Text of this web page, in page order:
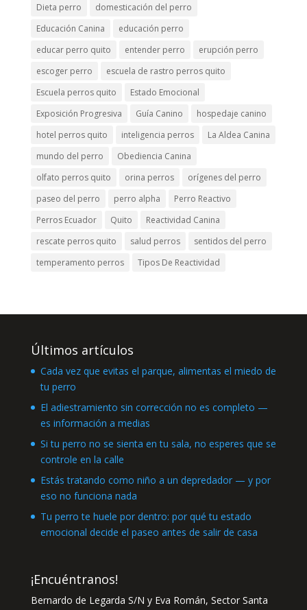
Dieta perro
domesticación del perro
Educación Canina
educación perro
educar perro quito
entender perro
erupción perro
escoger perro
escuela de rastro perros quito
Escuela perros quito
Estado Emocional
Exposición Progresiva
Guía Canino
hospedaje canino
hotel perros quito
inteligencia perros
La Aldea Canina
mundo del perro
Obediencia Canina
olfato perros quito
orina perros
orígenes del perro
paseo del perro
perro alpha
Perro Reactivo
Perros Ecuador
Quito
Reactividad Canina
rescate perros quito
salud perros
sentidos del perro
temperamento perros
Tipos De Reactividad
Últimos artículos
Cada vez que evitas el parque, alimentas el miedo de
tu perro
El adiestramiento sin corrección no es completo —
es información a medias
Si tu perro no se sienta en tu sala, no esperes que se
controle en la calle
Estás tratando como niño a un depredador — y por
eso no funciona nada
Tu perro te huele por dentro: por qué tu estado
emocional decide el paseo antes de salir de casa
¡Encuéntranos!
Bernardo de Legarda S/N y Eva Román, Sector Santa